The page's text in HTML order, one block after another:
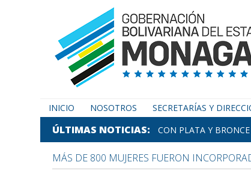
INICIO NOSOTROS SECRETARÍAS Y
ÚLTIMAS NOTICIAS CON PLATA Y
MÁS DE 800 MUJERES FUERON